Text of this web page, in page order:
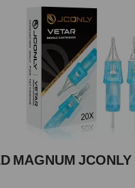
MAGNUM